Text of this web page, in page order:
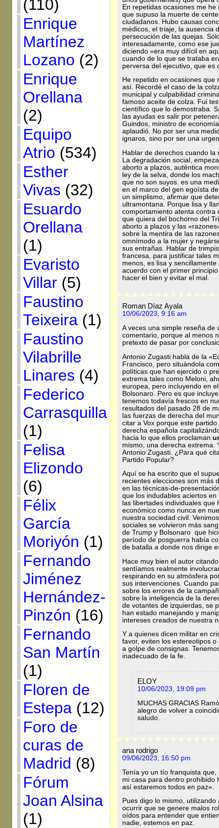
(110)
Enrique
Martínez
Lozano (2)
Enrique
Orellana
(2)
Equipo
Atrio (534)
Esther
Vivas (32)
Esuardo
Orellana
(1)
Evaristo
Villar(5)
Faustino
Teixeira(1)
Faustino
Vilabrille
Linares (4)
Federico
Carrasquilla
(1)
Felisa
Elizondo
(6)
Félix
García
Moriyón (1)
Fernando
Jiménez
Hernández-
Pinzón (16)
Fernando
San Martín
(1)
Floren de
Estepa(12)
Foro de
curas de
Madrid (8)
Fórum
Joan Alsina
(1)
En repetidas ocasiones me
que supuso la muerte de
ciudadanos. Hubo causas
médicos, el triaje, la ausencia
persecución de las quejas.
interesadamente, como ese
diciendo «era muy difícil en
cuando de lo que se trataba
perversa del ejecutivo, que es
He repetido en ocasiones
así. Recordé el caso de la
municipal y culpabilidad
famoso aceite de colza. Fui
científico que lo demostraba.
las ayudas es salir por
Guindos, ministro de
aplaudió. No por ser una
ignaros, sino por ser una
Hablar de derechos cuando
La degradación social,
aborto a plazos, auténtica
ley de la selva, donde los
que no son suyos. es una
en el marco del gen egoísta
un simplismo, afirmar que
ultramontana. Porque lisa y
comportamiento atenta contra
que quiera del bochorno del
aborto a plazos y las
sobre la mentira de las
omnímodo a la mujer y
sus entrañas. Hablar de
francesa, para justificar tales
menos, es lisa y
acuerdo con el primer
hacer el bien y evitar el mal.
Roman Díaz Ayala
10/06/2023, 9:16 am
A veces una simple reseña
comentario, porque al menos
pretexto de pasar por
Antonio Zugasti habla de la
Francisco, pero situándola
políticas que han ejercido o
extrema tales como Meloni,
europea, pero incluyendo en
Bolsonaro. Pero es que
tenemos todavía frescos en
resultados del pasado 28 de
las fuerzas de derecha del
citar a Vox porque este
derecha española
hacia lo que ellos proclaman
mismo, una derecha extrema.
Antonio Zugasti. ¿Para qué
Partido Popular?
Aquí se ha escrito que el
recientes elecciones son más
en las técnicas-de-
que los indudables aciertos
las libertades individuales
económico como nunca en
nuestra sociedad civil.
sociales se volvieron más
de Trump y Bolsonaro que
período de posguerra había
de batalla a donde nos dirige
Hace muy bien el autor
sentíamos realmente
respirando en su atmósfera
sus intervenciones. Cuando
sobre los errores de la
sobre la inteligencia de la
de votantes de izquierdas, se
han estado manejando y
intereses creados de nuestra
Y a quienes dicen militar en
favor, eviten los estereotipos
a golpe de consignas.
inadecuado de la fe.
ELOY
10/06/2023, 19:09 pm
MUCHAS GRACIAS
alegro de volver a
saludo.
ana rodrigo
09/06/2023, 16:50 pm
Tenía yo un tío franquista
mi casa para dentro prohibido
así estaremos todos en paz».
Pues digo lo mismo,
ocurrir que se genere malos
oídos para entender que
nadie, estemos en paz.